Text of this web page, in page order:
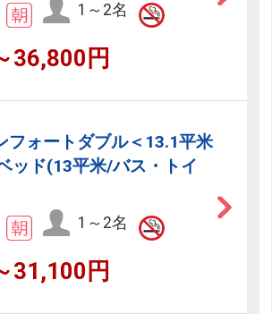
1～2名
36,800円
フォートダブル＜13.1平米
ッド(13平米/バス・トイ
1～2名
31,100円